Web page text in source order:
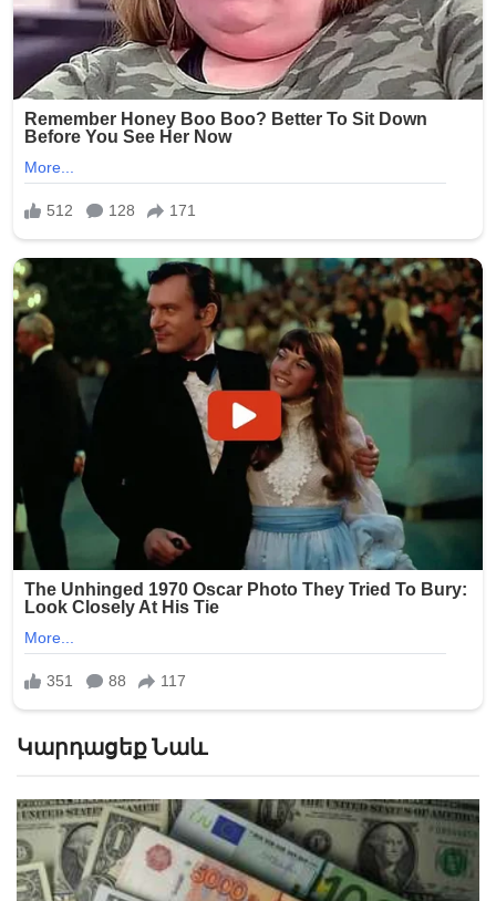
Կարդացեք Նաև
ԿԲ-ն ռուբլիի և դոլարի նոր փոխարժեքներ
սահմանեց